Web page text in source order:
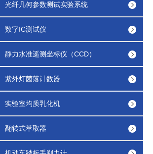
光纤几何参数测试实验系统
数字IC测试仪
静力水准遥测坐标仪（CCD）
紫外灯菌落计数器
实验室均质乳化机
翻转式萃取器